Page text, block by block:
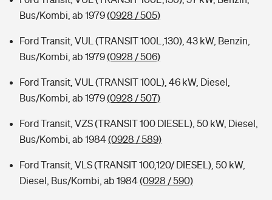
Bus/Kombi, ab 1979(0928 / 505)
Ford Transit, VUL (TRANSIT 100L,130), 43 kW, Benzin,
Bus/Kombi, ab 1979(0928 / 506)
Ford Transit, VUL (TRANSIT 100L), 46 kW, Diesel,
Bus/Kombi, ab 1979(0928 / 507)
Ford Transit, VZS (TRANSIT 100 DIESEL), 50 kW, Diesel,
Bus/Kombi, ab 1984(0928 / 589)
Ford Transit, VLS (TRANSIT 100,120/ DIESEL), 50 kW,
Diesel, Bus/Kombi, ab 1984(0928 / 590)